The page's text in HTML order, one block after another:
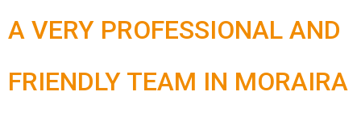
A VERY PROFESSIONAL AND
FRIENDLY TEAM IN MORAIRA